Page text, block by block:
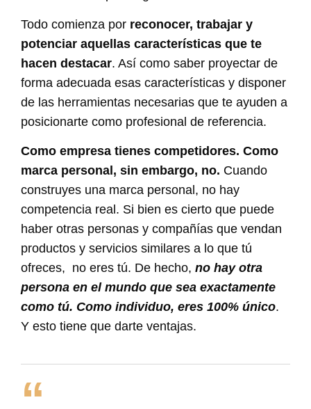
Todo comienza por reconocer, trabajar y
potenciar aquellas características que te
hacen destacar. Así como saber proyectar de
forma adecuada esas características y disponer
de las herramientas necesarias que te ayuden a
posicionarte como profesional de referencia.
Como empresa tienes competidores. Como
marca personal, sin embargo, no. Cuando
construyes una marca personal, no hay
competencia real. Si bien es cierto que puede
haber otras personas y compañías que vendan
productos y servicios similares a lo que tú
ofreces, no eres tú. De hecho, no hay otra
persona en el mundo que sea exactamente
como tú. Como individuo, eres 100% único.
Y esto tiene que darte ventajas.